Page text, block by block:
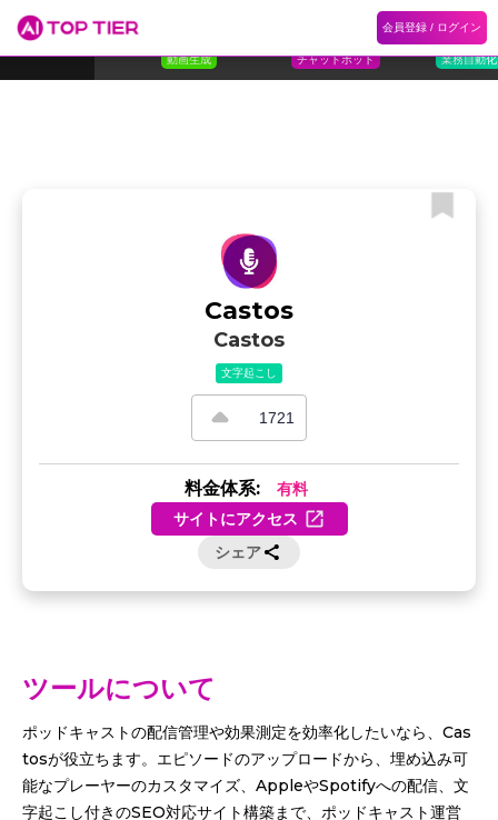
会員登録 / ログイン
ランキング
動画生成 チャットボット
3
Flokzu
業務自動化
Castos
Castos
文字起こし
1721
料金体系: 有料
サイトにアクセス
シェア
ツールについて
ポッドキャストの配信管理や効果測定を効率化したいなら、Cas
tosが役立ちます。エピソードのアップロードから、埋め込み可
能なプレーヤーのカスタマイズ、AppleやSpotifyへの配信、文
字起こし付きのSEO対応サイト構築まで、ポッドキャスト運営
ホーム 記事